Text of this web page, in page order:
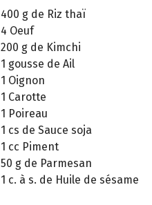
400 g de Riz thaï
4 Oeuf
200 g de Kimchi
1 gousse de Ail
1 Oignon
1 Carotte
1 Poireau
1 cs de Sauce soja
1 cc Piment
50 g de Parmesan
1 c. à s. de Huile de sésame